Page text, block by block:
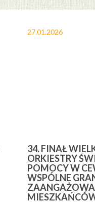
27.01.2026
34. FINAŁ
ORKIESTRY
POMOCY W
WSPÓLNE